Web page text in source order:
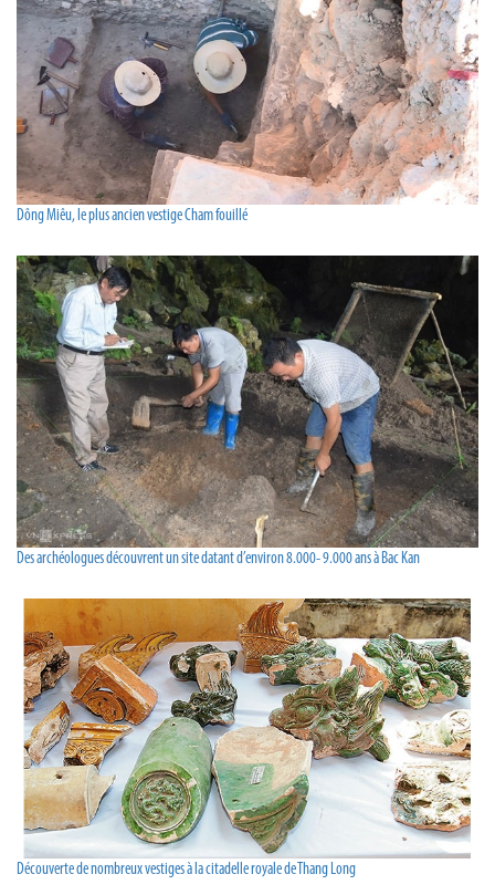
Dông Miêu, le plus ancien vestige Cham fouillé
Des archéologues découvrent un site datant d’environ 8.000- 9.000 ans à Bac Kan
Découverte de nombreux vestiges à la citadelle royale de Thang Long